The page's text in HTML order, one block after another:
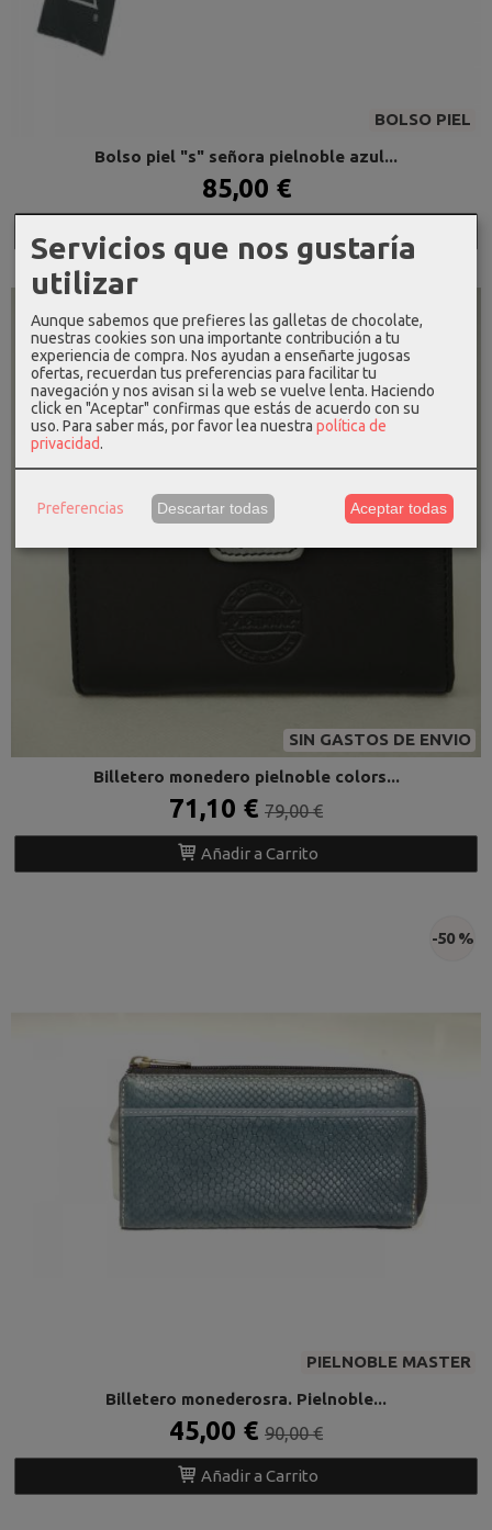
BOLSO PIEL
Bolso piel "s" señora pielnoble azul...
85,00 €
SIN GASTOS DE ENVIO
Billetero monedero pielnoble colors...
71,10 € 79,00 €
Añadir a Carrito
PIELNOBLE MASTER
-50 %
Billetero monederosra. Pielnoble...
45,00 € 90,00 €
Añadir a Carrito
Servicios que nos gustaría
utilizar
Aunque sabemos que prefieres las galletas de chocolate,
nuestras cookies son una importante contribución a tu
experiencia de compra. Nos ayudan a enseñarte jugosas
ofertas, recuerdan tus preferencias para facilitar tu
navegación y nos avisan si la web se vuelve lenta. Haciendo
click en "Aceptar" confirmas que estás de acuerdo con su
uso. Para saber más, por favor lea nuestra política de
privacidad.
Preferencias Descartar todas Aceptar todas